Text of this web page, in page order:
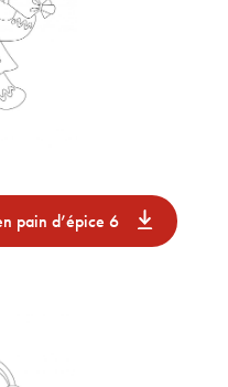
pain d’épice 6